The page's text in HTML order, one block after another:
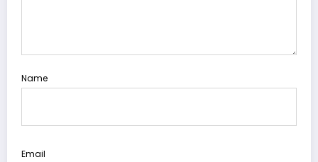
Name
Email